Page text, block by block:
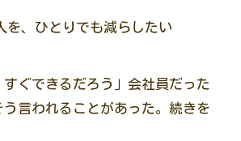
を、ひとりでも減らしたい
すぐできるだろう」会社員だった
う言われることがあった。続きを